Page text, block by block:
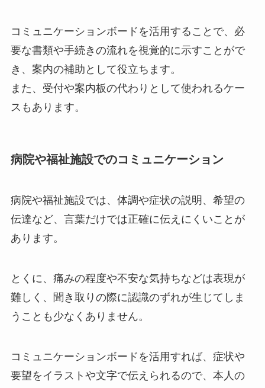
コミュニケーションボードを活用することで、必
要な書類や手続きの流れを視覚的に示すことがで
き、案内の補助として役立ちます。
また、受付や案内板の代わりとして使われるケー
スもあります。
病院や福祉施設でのコミュニケーション
病院や福祉施設では、体調や症状の説明、希望の
伝達など、言葉だけでは正確に伝えにくいことが
あります。
とくに、痛みの程度や不安な気持ちなどは表現が
難しく、聞き取りの際に認識のずれが生じてしま
うことも少なくありません。
コミュニケーションボードを活用すれば、症状や
要望をイラストや文字で伝えられるので、本人の